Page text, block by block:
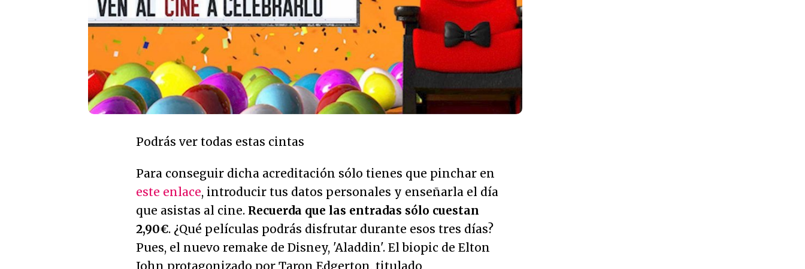
Podrás ver todas estas cintas
Para conseguir dicha acreditación sólo tienes que pinchar en
este enlace, introducir tus datos personales y enseñarla el día
que asistas al cine. Recuerda que las entradas sólo cuestan
2,90€. ¿Qué películas podrás disfrutar durante esos tres días?
Pues, el nuevo remake de Disney, 'Aladdin'. El biopic de Elton
John protagonizado por Taron Edgerton, titulado